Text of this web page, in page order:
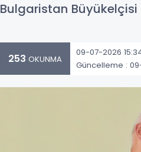
Bulgaristan
253 OKUNMA
09-07-2026
Güncelleme :